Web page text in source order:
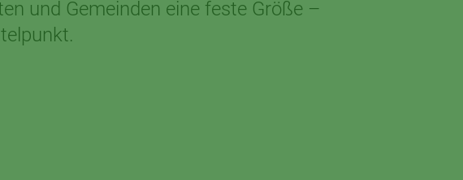
und Gemeinden eine feste Größe –